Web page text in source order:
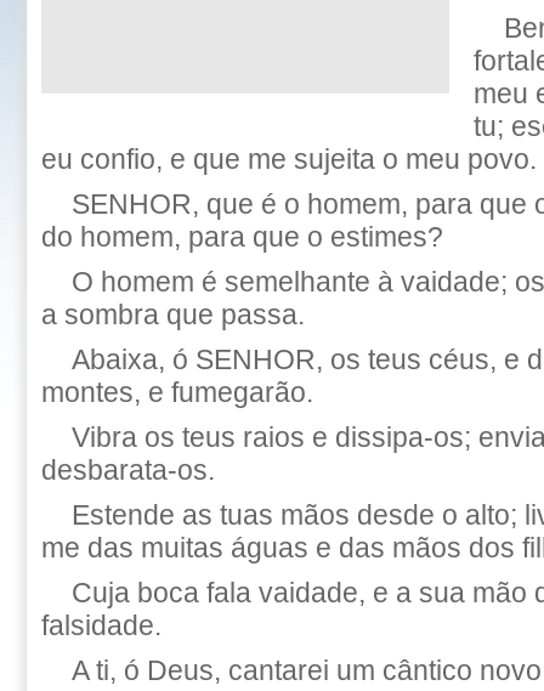
meu
tu;
eu confio, e que me sujeita o meu povo.
SENHOR, que é o homem, para que
do homem, para que o estimes?
O homem é semelhante à vaidade;
a sombra que passa.
Abaixa, ó SENHOR, os teus céus, e
montes, e fumegarão.
Vibra os teus raios e dissipa-os;
desbarata-os.
Estende as tuas mãos desde o alto;
me das muitas águas e das mãos dos
Cuja boca fala vaidade, e a sua mão
falsidade.
A ti, ó Deus, cantarei um cântico